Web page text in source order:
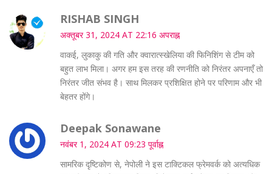
RISHAB SINGH
अक्तूबर 31, 2024 AT 22:16 अपराह्न
वाकई, लुकाकु की गति और क्वारात्स्खेलिया की फिनिशिंग से टीम को
बहुत लाभ मिला। अगर हम इस तरह की रणनीति को निरंतर अपनाएँ तो
निरंतर जीत संभव है। साथ मिलकर प्रशिक्षित होने पर परिणाम और भी
बेहतर होंगे।
Deepak Sonawane
नवंबर 1, 2024 AT 09:23 पूर्वाह्न
सामरिक दृष्टिकोण से, नेपोली ने इस टाक्टिकल फ्रेमवर्क को अत्यधिक